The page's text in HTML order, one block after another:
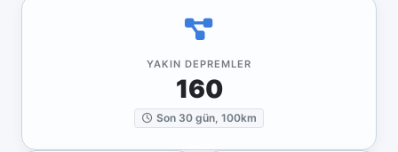
YAKIN DEPREMLER
160
Son 30 gün, 100km